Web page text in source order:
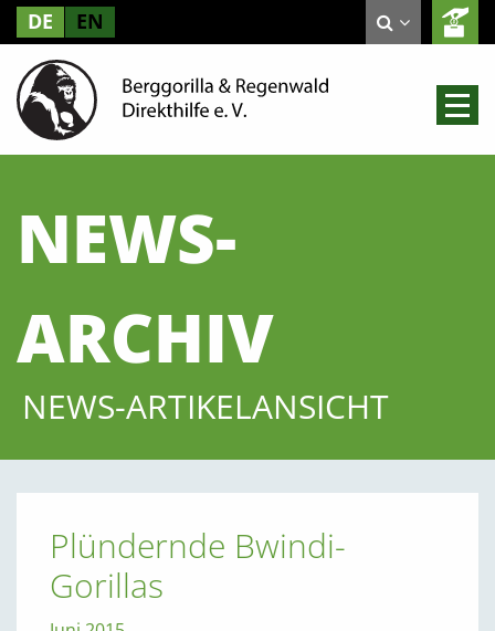
DE EN
NEWS-
ARCHIV
NEWS-ARTIKELANSICHT
Plündernde Bwindi-
Gorillas